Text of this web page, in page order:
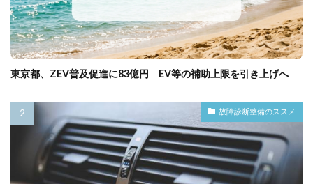
東京都、ZEV普及促進に83億円 EV等の補助上限を引き上げへ
故障診断整備のススメ